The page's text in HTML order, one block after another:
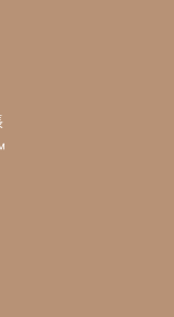
澡，但建議
沐浴露非
實都非常適